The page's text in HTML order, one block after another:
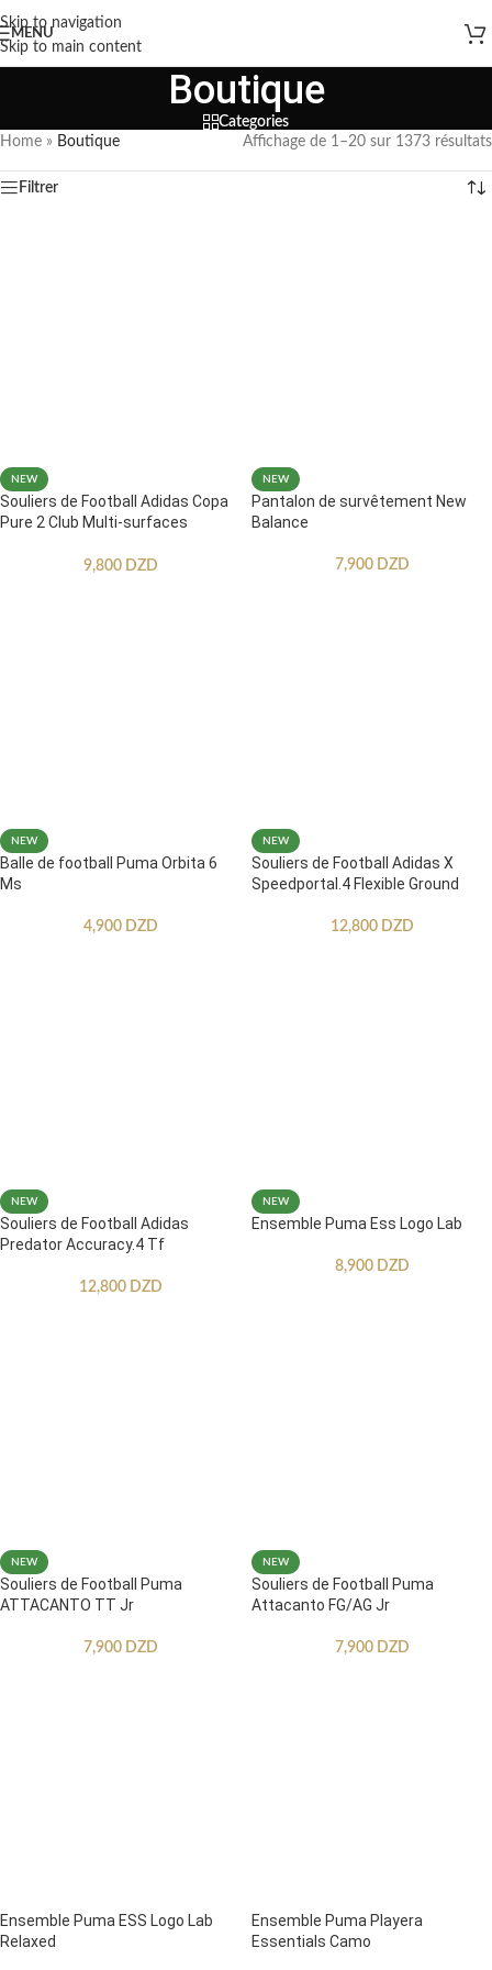
Skip to navigation
Skip to main content
MENU
Boutique
Categories
Home » Boutique Affichage de 1–20 sur 1373 résultats
Filtrer
NEW
Souliers de Football Adidas Copa
Pure 2 Club Multi-surfaces
9,800 DZD
NEW
Pantalon de survêtement New
Balance
7,900 DZD
NEW
Balle de football Puma Orbita 6
Ms
4,900 DZD
NEW
Souliers de Football Adidas X
Speedportal.4 Flexible Ground
12,800 DZD
NEW
Souliers de Football Adidas
Predator Accuracy.4 Tf
12,800 DZD
NEW
Ensemble Puma Ess Logo Lab
8,900 DZD
NEW
Souliers de Football Puma
ATTACANTO TT Jr
7,900 DZD
NEW
Souliers de Football Puma
Attacanto FG/AG Jr
7,900 DZD
Ensemble Puma ESS Logo Lab
Relaxed
Ensemble Puma Playera
Essentials Camo